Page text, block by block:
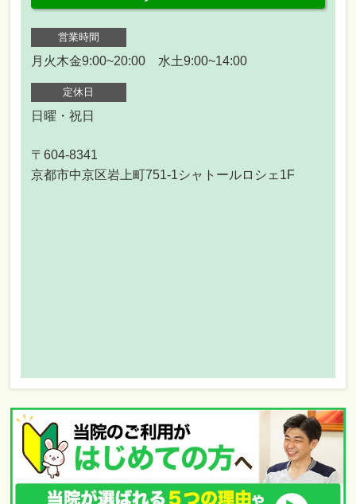
営業時間
月火木金9:00~20:00 水土9:00~14:00
定休日
日曜・祝日
〒604-8341
京都市中京区岩上町751-1シャトールロシェ1F